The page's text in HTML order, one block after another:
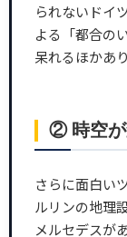
られないドイ
よる「都合の
呆れるほかあ
② 時空が
さらに面白い
ルリンの地理
メルセデスが